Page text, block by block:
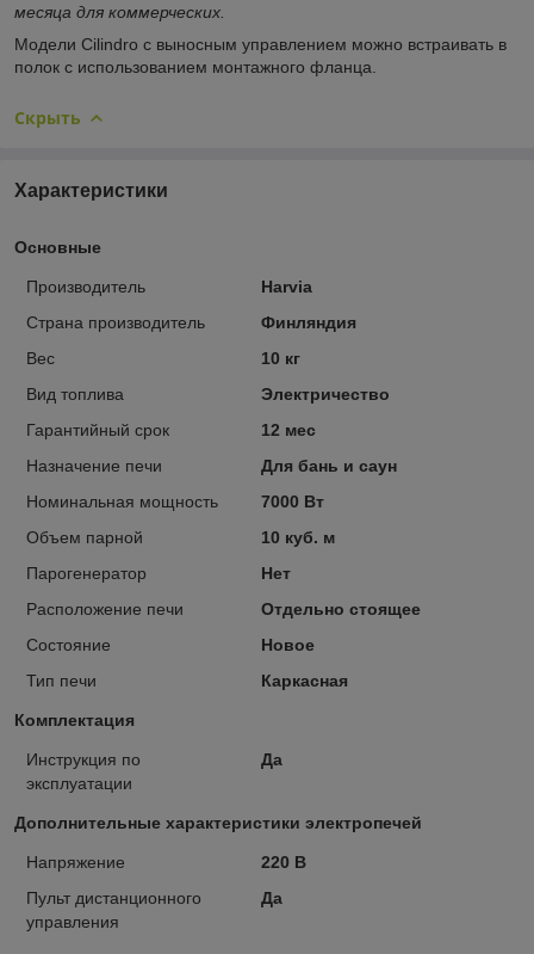
месяца для коммерческих.
Модели Cilindro с выносным управлением можно встраивать в
полок с использованием монтажного фланца.
Скрыть
Характеристики
Основные
Производитель
Harvia
Страна производитель
Финляндия
Вес
10 кг
Вид топлива
Электричество
Гарантийный срок
12 мес
Назначение печи
Для бань и саун
Номинальная мощность
7000 Вт
Объем парной
10 куб. м
Парогенератор
Нет
Расположение печи
Отдельно стоящее
Состояние
Новое
Тип печи
Каркасная
Комплектация
Инструкция по
эксплуатации
Да
Дополнительные характеристики электропечей
Напряжение
220 В
Пульт дистанционного
управления
Да